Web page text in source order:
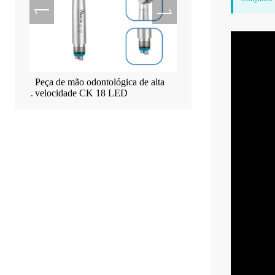
Peça de mão odontológica de alta
velocidade CK 18 LED